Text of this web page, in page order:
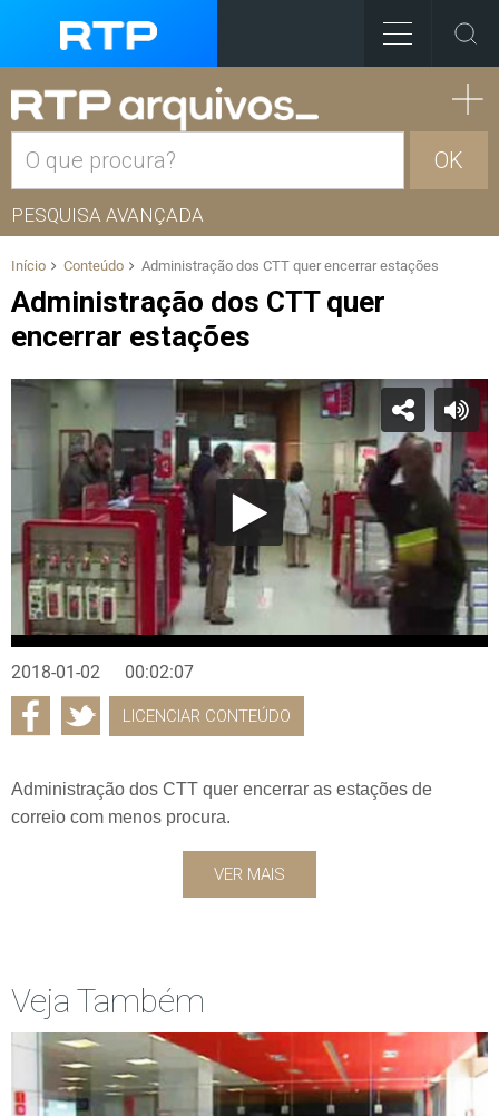
OK
PESQUISA AVANÇADA
Início Conteúdo Administração dos CTT quer encerrar estações
Administração dos CTT quer
encerrar estações
2018-01-02 00:02:07
LICENCIAR CONTEÚDO
Administração dos CTT quer encerrar as estações de
correio com menos procura.
VER MAIS
Veja Também